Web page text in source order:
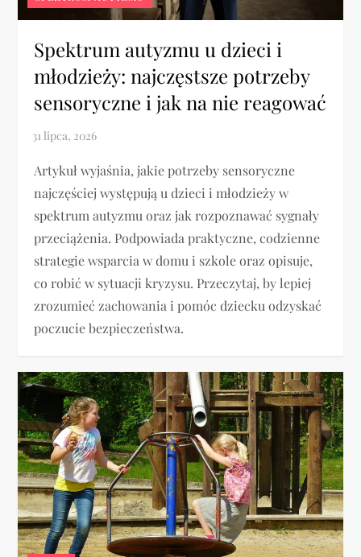
Spektrum autyzmu u dzieci i
młodzieży: najczęstsze potrzeby
sensoryczne i jak na nie reagować
Artykuł wyjaśnia, jakie potrzeby sensoryczne
najczęściej występują u dzieci i młodzieży w
spektrum autyzmu oraz jak rozpoznawać sygnały
przeciążenia. Podpowiada praktyczne, codzienne
strategie wsparcia w domu i szkole oraz opisuje,
co robić w sytuacji kryzysu. Przeczytaj, by lepiej
zrozumieć zachowania i pomóc dziecku odzyskać
poczucie bezpieczeństwa.